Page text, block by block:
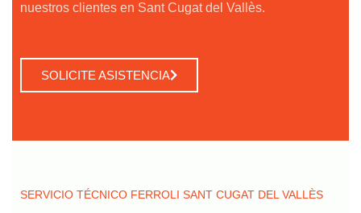
nuestros clientes en Sant Cugat del Vallès.
SOLICITE ASISTENCIA
SERVICIO TÉCNICO FERROLI SANT CUGAT DEL VALLÈS